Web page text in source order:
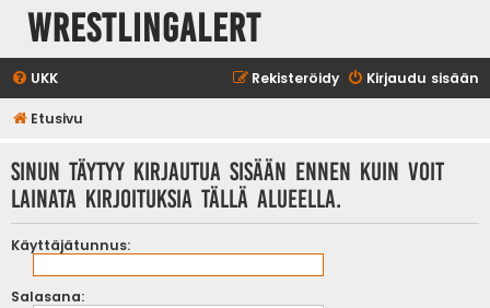
WrestlingAlert
UKK Kirjaudu sisään
Rekisteröidy
Etusivu
Sinun täytyy kirjautua sisään ennen kuin voit
lainata kirjoituksia tällä alueella.
Käyttäjätunnus:
Salasana: